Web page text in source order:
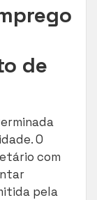
de
O
com
pela